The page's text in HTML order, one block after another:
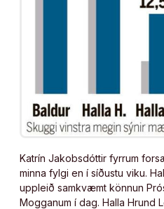
Katrín Jakobsdóttir fyrrum
minna fylgi en í síðustu viku.
uppleið samkvæmt könnun
Mogganum í dag. Halla Hrund